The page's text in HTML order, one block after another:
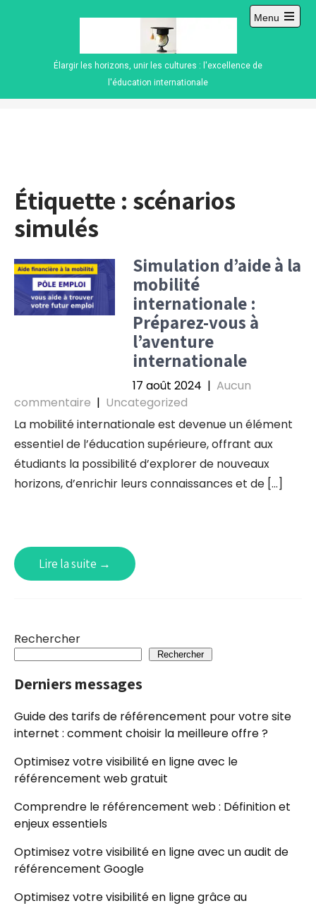
Élargir les horizons, unir les cultures : l'excellence de
l'éducation internationale
Menu
Open
Étiquette : scénarios
simulés
Simulation d’aide à la
mobilité
internationale :
Préparez-vous à
l’aventure
internationale
17 août 2024 | Aucun
commentaire | Uncategorized
La mobilité internationale est devenue un élément
essentiel de l’éducation supérieure, offrant aux
étudiants la possibilité d’explorer de nouveaux
horizons, d’enrichir leurs connaissances et de […]
Lire la suite →
Rechercher
Rechercher
Derniers messages
Guide des tarifs de référencement pour votre site
internet : comment choisir la meilleure offre ?
Optimisez votre visibilité en ligne avec le
référencement web gratuit
Comprendre le référencement web : Définition et
enjeux essentiels
Optimisez votre visibilité en ligne avec un audit de
référencement Google
Optimisez votre visibilité en ligne grâce au